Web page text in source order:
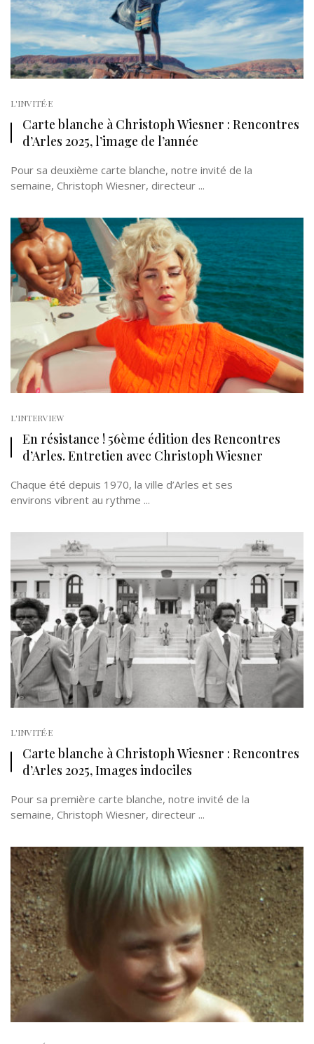
L'INVITÉ·E
Carte blanche à Christoph Wiesner : Rencontres
d’Arles 2025, l’image de l’année
Pour sa deuxième carte blanche, notre invité de la
semaine, Christoph Wiesner, directeur ...
L'INTERVIEW
En résistance ! 56ème édition des Rencontres
d’Arles. Entretien avec Christoph Wiesner
Chaque été depuis 1970, la ville d’Arles et ses
environs vibrent au rythme ...
L'INVITÉ·E
Carte blanche à Christoph Wiesner : Rencontres
d’Arles 2025, Images indociles
Pour sa première carte blanche, notre invité de la
semaine, Christoph Wiesner, directeur ...